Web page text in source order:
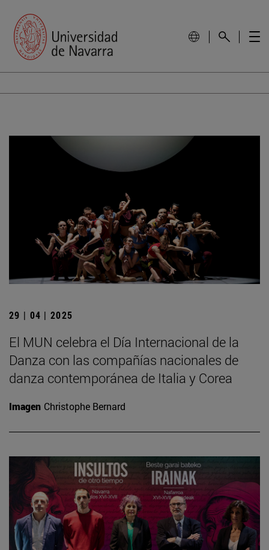
29 | 04 | 2025
El MUN celebra el Día Internacional de la
Danza con las compañías nacionales de
danza contemporánea de Italia y Corea
Imagen Christophe Bernard